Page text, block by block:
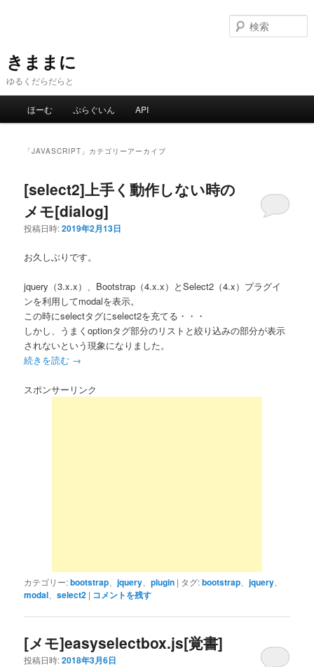
ン
テ
ン
へ
テ
ン
ツ
移
きままに
ゆるくだらだらと
ほーむ ぷらぐいん API
「JAVASCRIPT 」カテゴリーアーカイブ
[select2]上手く動作しない時の
メモ[dialog]
投稿日時:2019年2月13日
お久しぶりです。
jquery（3.x.x）、Bootstrap（4.x.x）とSelect2（4.x）プラグイ
ンを利用してmodalを表示。
この時にselectタグにselect2を充てる・・・
しかし、うまくoptionタグ部分のリストと絞り込みの部分が表示
されないという現象になりました。
続きを読む →
スポンサーリンク
カテゴリー:bootstrap、jquery、plugin | タグ:bootstrap、jquery、
modal、select2 | コメントを残す
[メモ]easyselectbox.js[覚書]
投稿日時:2018年3月6日